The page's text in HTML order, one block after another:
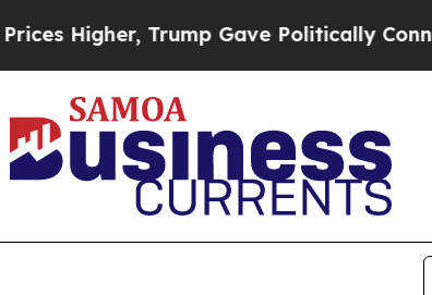
Trump Gave Politically Connected